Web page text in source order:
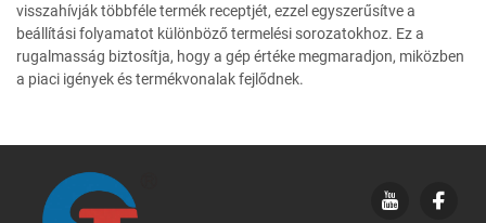
visszahívják többféle termék receptjét, ezzel egyszerűsítve a
beállítási folyamatot különböző termelési sorozatokhoz. Ez a
rugalmasság biztosítja, hogy a gép értéke megmaradjon, miközben
a piaci igények és termékvonalak fejlődnek.